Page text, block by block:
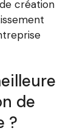
création
de
?